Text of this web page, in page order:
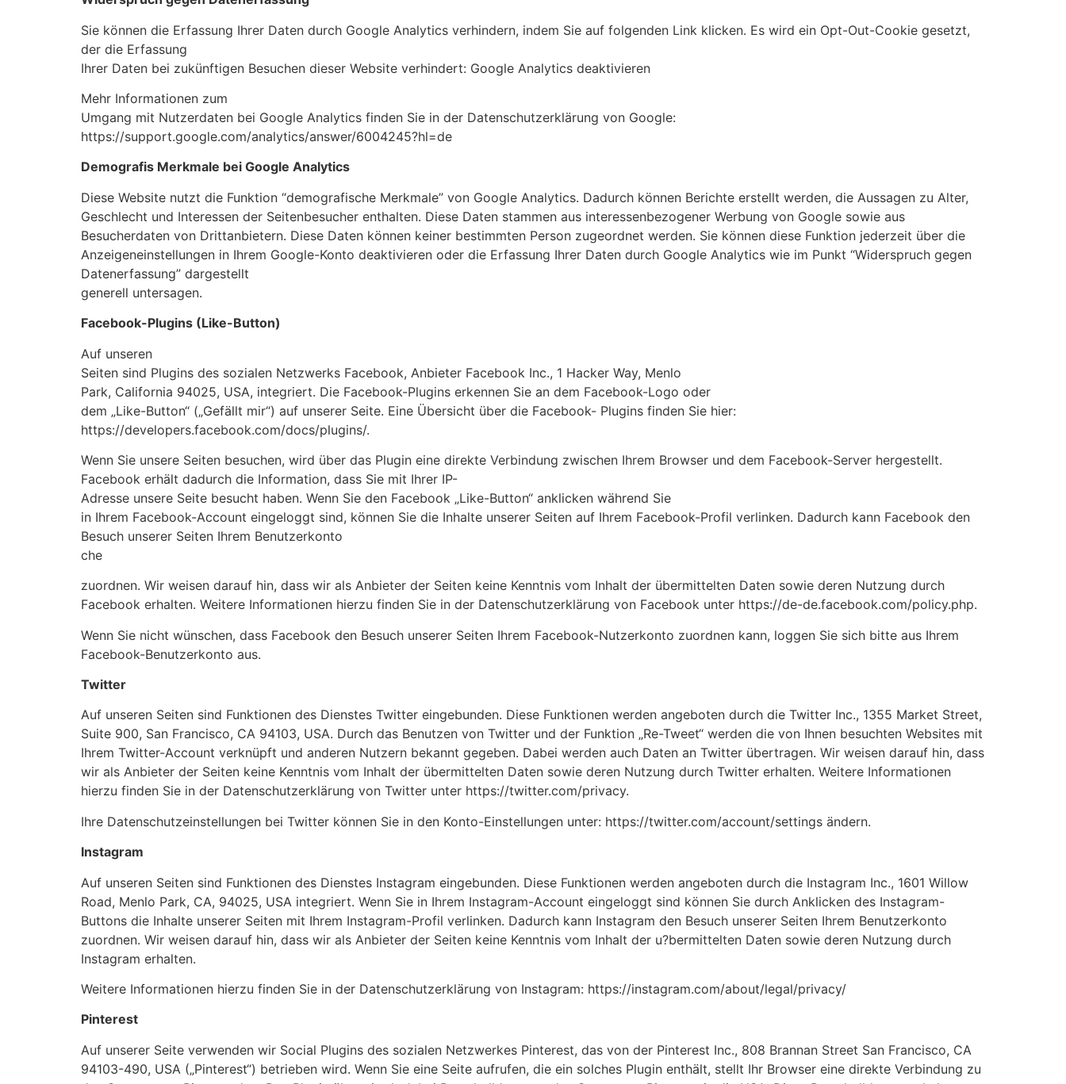
Sie können die Erfassung Ihrer Daten durch Google Analytics verhindern, indem Sie auf folgenden Link klicken. Es wird ein Opt-Out-Cookie gesetzt,
der die Erfassung
Ihrer Daten bei zukünftigen Besuchen dieser Website verhindert: Google Analytics deaktivieren
Mehr Informationen zum
Umgang mit Nutzerdaten bei Google Analytics finden Sie in der Datenschutzerklärung von Google:
https://support.google.com/analytics/answer/6004245?hl=de
Demografis Merkmale bei Google Analytics
Diese Website nutzt die Funktion “demografische Merkmale” von Google Analytics. Dadurch können Berichte erstellt werden, die Aussagen zu Alter,
Geschlecht und Interessen der Seitenbesucher enthalten. Diese Daten stammen aus interessenbezogener Werbung von Google sowie aus
Besucherdaten von Drittanbietern. Diese Daten können keiner bestimmten Person zugeordnet werden. Sie können diese Funktion jederzeit über die
Anzeigeneinstellungen in Ihrem Google-Konto deaktivieren oder die Erfassung Ihrer Daten durch Google Analytics wie im Punkt “Widerspruch gegen
Datenerfassung” dargestellt
generell untersagen.
Facebook-Plugins (Like-Button)
Auf unseren
Seiten sind Plugins des sozialen Netzwerks Facebook, Anbieter Facebook Inc., 1 Hacker Way, Menlo
Park, California 94025, USA, integriert. Die Facebook-Plugins erkennen Sie an dem Facebook-Logo oder
dem „Like-Button“ („Gefällt mir“) auf unserer Seite. Eine Übersicht über die Facebook- Plugins finden Sie hier:
https://developers.facebook.com/docs/plugins/.
Wenn Sie unsere Seiten besuchen, wird über das Plugin eine direkte Verbindung zwischen Ihrem Browser und dem Facebook-Server hergestellt.
Facebook erhält dadurch die Information, dass Sie mit Ihrer IP-
Adresse unsere Seite besucht haben. Wenn Sie den Facebook „Like-Button“ anklicken während Sie
in Ihrem Facebook-Account eingeloggt sind, können Sie die Inhalte unserer Seiten auf Ihrem Facebook-Profil verlinken. Dadurch kann Facebook den
Besuch unserer Seiten Ihrem Benutzerkonto
che
zuordnen. Wir weisen darauf hin, dass wir als Anbieter der Seiten keine Kenntnis vom Inhalt der übermittelten Daten sowie deren Nutzung durch
Facebook erhalten. Weitere Informationen hierzu finden Sie in der Datenschutzerklärung von Facebook unter https://de-de.facebook.com/policy.php.
Wenn Sie nicht wünschen, dass Facebook den Besuch unserer Seiten Ihrem Facebook-Nutzerkonto zuordnen kann, loggen Sie sich bitte aus Ihrem
Facebook-Benutzerkonto aus.
Twitter
Auf unseren Seiten sind Funktionen des Dienstes Twitter eingebunden. Diese Funktionen werden angeboten durch die Twitter Inc., 1355 Market Street,
Suite 900, San Francisco, CA 94103, USA. Durch das Benutzen von Twitter und der Funktion „Re-Tweet“ werden die von Ihnen besuchten Websites mit
Ihrem Twitter-Account verknüpft und anderen Nutzern bekannt gegeben. Dabei werden auch Daten an Twitter übertragen. Wir weisen darauf hin, dass
wir als Anbieter der Seiten keine Kenntnis vom Inhalt der übermittelten Daten sowie deren Nutzung durch Twitter erhalten. Weitere Informationen
hierzu finden Sie in der Datenschutzerklärung von Twitter unter https://twitter.com/privacy.
Ihre Datenschutzeinstellungen bei Twitter können Sie in den Konto-Einstellungen unter: https://twitter.com/account/settings ändern.
Instagram
Auf unseren Seiten sind Funktionen des Dienstes Instagram eingebunden. Diese Funktionen werden angeboten durch die Instagram Inc., 1601 Willow
Road, Menlo Park, CA, 94025, USA integriert. Wenn Sie in Ihrem Instagram-Account eingeloggt sind können Sie durch Anklicken des Instagram-
Buttons die Inhalte unserer Seiten mit Ihrem Instagram-Profil verlinken. Dadurch kann Instagram den Besuch unserer Seiten Ihrem Benutzerkonto
zuordnen. Wir weisen darauf hin, dass wir als Anbieter der Seiten keine Kenntnis vom Inhalt der u?bermittelten Daten sowie deren Nutzung durch
Instagram erhalten.
Weitere Informationen hierzu finden Sie in der Datenschutzerklärung von Instagram: https://instagram.com/about/legal/privacy/
Pinterest
Auf unserer Seite verwenden wir Social Plugins des sozialen Netzwerkes Pinterest, das von der Pinterest Inc., 808 Brannan Street San Francisco, CA
94103-490, USA („Pinterest“) betrieben wird. Wenn Sie eine Seite aufrufen, die ein solches Plugin enthält, stellt Ihr Browser eine direkte Verbindung zu